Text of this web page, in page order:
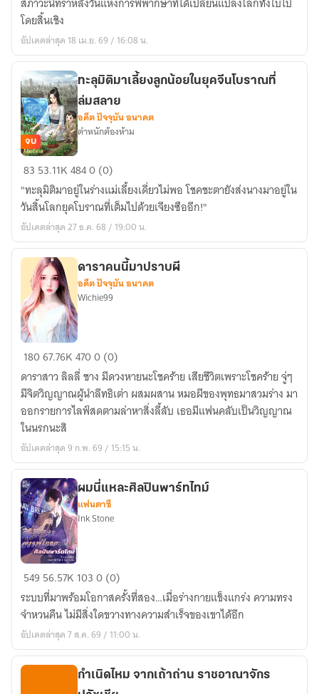
ผู้
หวน
คืน(จบ
แล้ว)
โดยสิ้นเชิง
อัปเดตล่าสุด 18 เม.ย. 69 / 16:08 น.
ทะลุ
มา
เลี้ยง
ลูก
น้อย
ใน
ยุค
จีน
โบราณ
ที่
ล่ม
สลาย
จบ
ทะลุมิติมาเลี้ยงลูกน้อยในยุคจีนโบราณที่
ล่มสลาย
อดีต ปัจจุบัน อนาคต
ตำหนักต้องห้าม
83 53.11K4840 (0)
"ทะลุมิติมาอยู่ในร่างแม่เลี้ยงเดี่ยวไม่พอ โชคชะตายังส่งนางมาอยู่ใน
วันสิ้นโลกยุคโบราณที่เต็มไปด้วยเจียงซืออีก!"
อัปเดตล่าสุด 27 ธ.ค. 68 / 19:00 น.
ดารา
นี้
มา
ปราบ
ผี
ดาราคนนี้มาปราบผี
อดีต ปัจจุบัน อนาคต
Wichie99
18067.76K4700 (0)
ดาราสาว ลิลลี่ ชาง มีดวงหายนะโชคร้าย เสียชีวิตเพราะโชคร้าย จู่ๆ
มีจิตวิญญาณผู้นำลีทธิเต่า ผสมผสาน หมอผีของพุทธมาสวมร่าง มา
ออกรายการไลฟ์สดตามล่าหาสิ่งลี้ลับ เธอมีแฟนคลับเป็นวิญญาณ
ในนรกนะสิ
อัปเดตล่าสุด 9 ก.พ. 69 / 15:15 น.
ผม
แหละ
ศิลปิน
พาร์ทไทม์
ผมนี่แหละศิลปินพาร์ทไทม์
แฟนตาซี
Ink Stone
549 56.57K 1030 (0)
ระบบที่มาพร้อมโอกาสครั้งที่สอง…เมื่อร่างกายแข็งแกร่ง ความทรง
จำหวนคืน ไม่มีสิ่งใดขวางทางความสำเร็จของเขาได้อีก
อัปเดตล่าสุด 7 ส.ค. 69 / 11:00 น.
กำเนิดไหม จากเถ้าถ่าน ราชอาณาจักร